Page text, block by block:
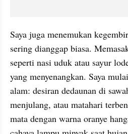
Saya juga menemukan
sering dianggap biasa.
seperti nasi uduk atau sayur
yang menyenangkan. Saya
alam: desiran dedaunan di
menjulang, atau matahari
mata dengan warna oranye